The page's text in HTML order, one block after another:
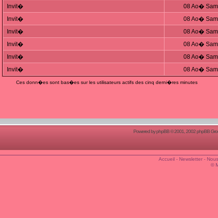
Invit�
08 Ao�
Invit�
08 Ao�
Invit�
08 Ao�
Invit�
08 Ao�
Invit�
08 Ao�
Invit�
08 Ao�
Ces donn�es sont bas�es sur les utilisateurs actifs des cinq derni�res minutes
Powered byphpBB© 2001, 2002 phpBB
Accueil- Newsletter-
©